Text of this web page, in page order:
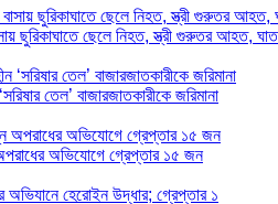
ছুরিকাঘাতে ছেলে নিহত, স্ত্রী গুরুতর আহত,
তেল’ বাজারজাতকারীকে জরিমানা
অপরাধের অভিযোগে গ্রেপ্তার ১৫ জন